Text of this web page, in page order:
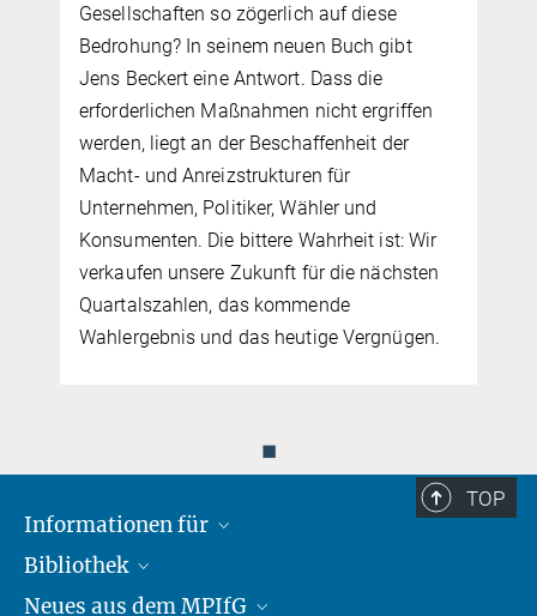
Gesellschaften so zögerlich auf diese
Bedrohung? In seinem neuen Buch gibt
Jens Beckert eine Antwort. Dass die
erforderlichen Maßnahmen nicht ergriffen
werden, liegt an der Beschaffenheit der
Macht- und Anreizstrukturen für
Unternehmen, Politiker, Wähler und
Konsumenten. Die bittere Wahrheit ist: Wir
verkaufen unsere Zukunft für die nächsten
Quartalszahlen, das kommende
Wahlergebnis und das heutige Vergnügen.
◼
TOP
Informationen für
Forschende
Gäste
Bibliothek
Profil
Neues aus dem MPIfG